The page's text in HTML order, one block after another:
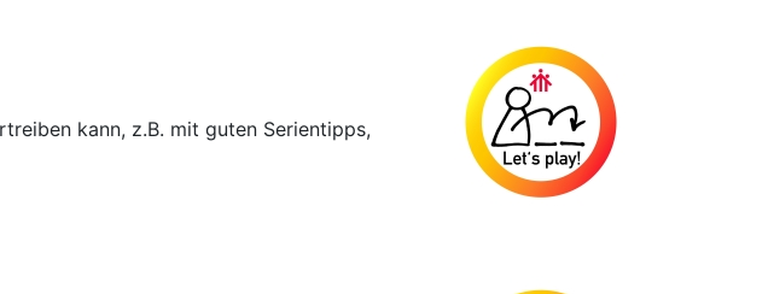
kann, z.B. mit guten Serientipps,